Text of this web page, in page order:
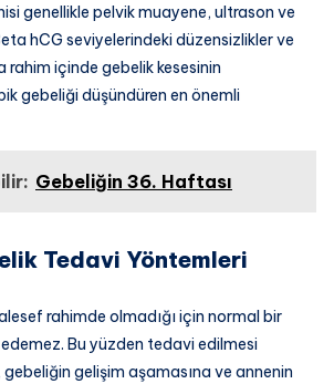
genellikle pelvik muayene, ultrason ve
hCG seviyelerindeki düzensizlikler ve
içinde gebelik kesesinin
gebeliği düşündüren en önemli
Gebeliğin 36. Haftası
Tedavi Yöntemleri
rahimde olmadığı için normal bir
Bu yüzden tedavi edilmesi
gelişim aşamasına ve annenin